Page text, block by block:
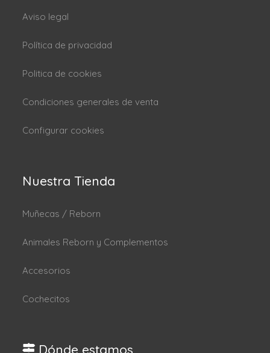
Aviso legal
Política de privacidad
Politica de cookies
Condiciones generales de venta
Configurar cookies
Nuestra Tienda
Muñecas / Reborn
Animales Reborn y Complementos
Accesorios
Cochecitos
Dónde estamos